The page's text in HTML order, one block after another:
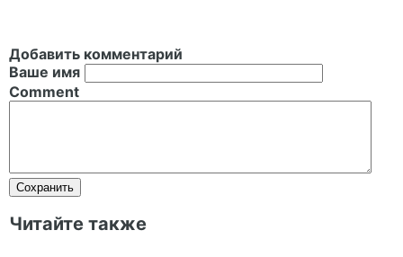
Добавить комментарий
Ваше имя
Comment
Читайте также